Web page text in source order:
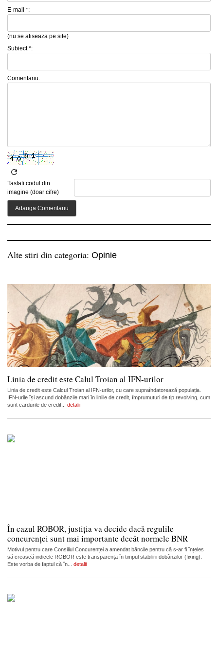
E-mail *:
(nu se afiseaza pe site)
Subiect *:
Comentariu:
Tastati codul din
imagine (doar cifre)
Alte stiri din categoria: Opinie
Linia de credit este Calul Troian al IFN-urilor
Linia de credit este Calcul Troian al IFN-urilor, cu care supraîndatorează populația.
IFN-urile își ascund dobânzile mari în liniile de credit, împrumuturi de tip revolving, cum
sunt cardurile de credit... detalii
În cazul ROBOR, justiția va decide dacă regulile
concurenței sunt mai importante decât normele BNR
Motivul pentru care Consiliul Concurenței a amendat băncile pentru că s-ar fi înțeles
să crească indicele ROBOR este transparența în timpul stabilirii dobânzilor (fixing).
Este vorba de faptul că în... detalii